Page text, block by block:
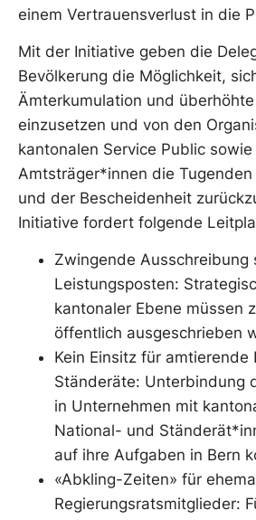
einem Vertrauensverlust in die
Mit der Initiative geben die
Bevölkerung die Möglichkeit,
Ämterkumulation und
einzusetzen und von den
kantonalen Service Public sowie
Amtsträger*innen die
und der Bescheidenheit
Initiative fordert folgende
Zwingende Ausschreibung
Leistungsposten:
kantonaler Ebene müssen
öffentlich ausgeschrieben
Kein Einsitz für amtierende
Ständeräte: Unterbindung
in Unternehmen mit
National- und
auf ihre Aufgaben in Bern
«Abkling-Zeiten» für
Regierungsratsmitglieder: